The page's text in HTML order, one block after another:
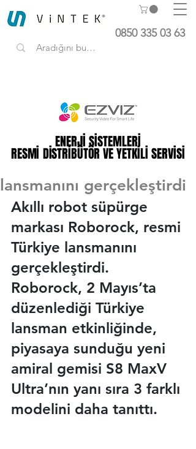
0850 335 03 63
ENERJİ SİSTEMLERİ
RESMİ DİSTRİBÜTÖR VE YETKİLİ SERVİSİ
ENERJİ SİSTEMLERİ
RESMİ DİSTRİBÜTÖR VE YETKİLİ SERVİSİ
Roborock resmi Türkiye
lansmanını gerçekleştirdi
volkancafer
18 Haz 2 dakikada okunur
Akıllı robot süpürge
markası Roborock, resmi
Türkiye lansmanını
gerçekleştirdi.
Roborock, 2 Mayıs’ta
düzenlediği Türkiye
lansman etkinliğinde,
piyasaya sunduğu yeni
amiral gemisi S8 MaxV
Ultra’nın yanı sıra 3 farklı
modelini daha tanıttı.